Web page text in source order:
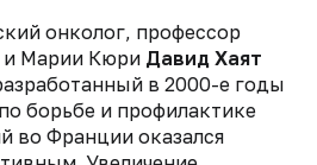
онколог, профессор
и Марии Кюри Давид Хаят
в 2000-е годы
борьбе и профилактике
во Франции оказался